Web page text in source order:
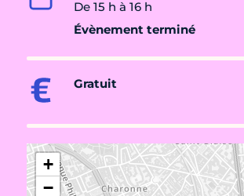
De 15 h à 16 h
Évènement terminé
Gratuit
+
−